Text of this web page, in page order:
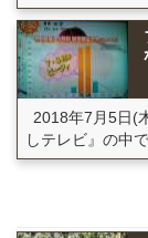
2018年7月5日(
しテレビ』の中